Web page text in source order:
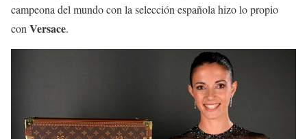
campeona del mundo con la selección española hizo lo propio
conVersace.